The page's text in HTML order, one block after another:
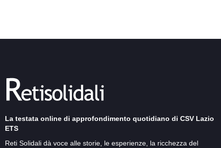
La testata online di approfondimento quotidiano di CSV Lazio
ETS
Reti Solidali dà voce alle storie, le esperienze, la ricchezza del